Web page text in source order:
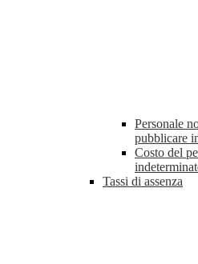
Personale
pubblicare
Costo del
Tassi di assenza